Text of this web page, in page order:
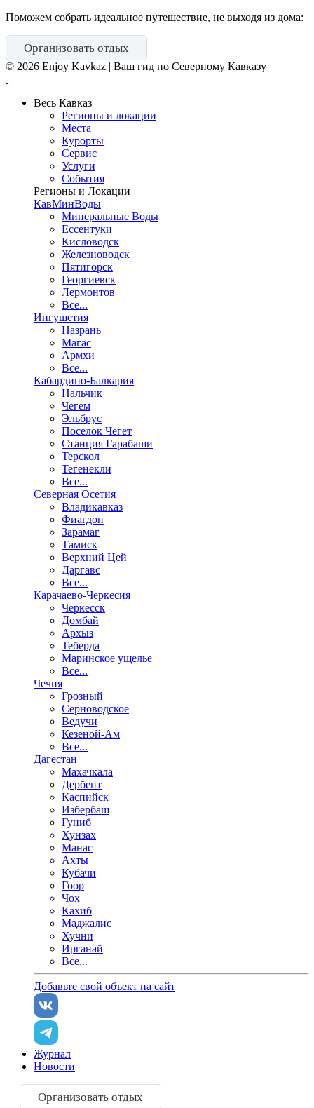
Поможем собрать идеальное путешествие, не выходя из дома:
Организовать отдых
© 2026 Enjoy Kavkaz | Ваш гид по Северному Кавказу
Весь Кавказ
Регионы и локации
Места
Курорты
Сервис
Услуги
События
Регионы и Локации
КавМинВоды
Минеральные Воды
Ессентуки
Кисловодск
Железноводск
Пятигорск
Георгиевск
Лермонтов
Все...
Ингушетия
Назрань
Магас
Армхи
Все...
Кабардино-Балкария
Нальчик
Чегем
Эльбрус
Поселок Чегет
Станция Гарабаши
Терскол
Тегенекли
Все...
Северная Осетия
Владикавказ
Фиагдон
Зарамаг
Тамиск
Верхний Цей
Даргавс
Все...
Карачаево-Черкесия
Черкесск
Домбай
Архыз
Теберда
Маринское ущелье
Все...
Чечня
Грозный
Серноводское
Ведучи
Кезеной-Ам
Все...
Дагестан
Махачкала
Дербент
Каспийск
Избербаш
Гуниб
Хунзах
Манас
Ахты
Кубачи
Гоор
Чох
Кахиб
Маджалис
Хучни
Ирганай
Все...
Добавьте свой объект на сайт
Журнал
Новости
Организовать отдых